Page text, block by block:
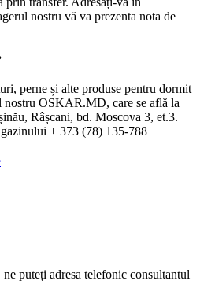
nostru vă va prezenta nota de
perne și alte produse pentru dormit
nostru OSKAR.MD, care se află la
Râșcani, bd. Moscova 3, et.3.
+ 373 (78) 135-788
puteți adresa telefonic consultantul